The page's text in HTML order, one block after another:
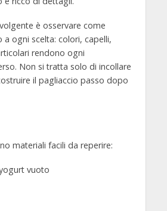
è osservare come
a ogni scelta: colori, capelli,
rendono ogni
Non si tratta solo di incollare
il pagliaccio passo dopo
materiali facili da reperire:
vuoto